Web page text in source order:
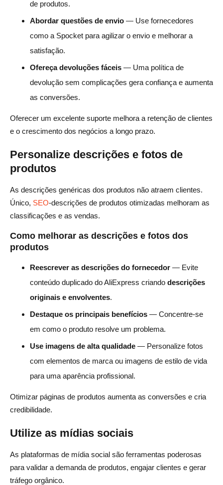
de produtos.
Abordar questões de envio — Use fornecedores
como a Spocket para agilizar o envio e melhorar a
satisfação.
Ofereça devoluções fáceis — Uma política de
devolução sem complicações gera confiança e aumenta
as conversões.
Oferecer um excelente suporte melhora a retenção de clientes
e o crescimento dos negócios a longo prazo.
Personalize descrições e fotos de
produtos
As descrições genéricas dos produtos não atraem clientes.
Único, SEO-descrições de produtos otimizadas melhoram as
classificações e as vendas.
Como melhorar as descrições e fotos dos
produtos
Reescrever as descrições do fornecedor — Evite
conteúdo duplicado do AliExpress criando descrições
originais e envolventes.
Destaque os principais benefícios — Concentre-se
em como o produto resolve um problema.
Use imagens de alta qualidade — Personalize fotos
com elementos de marca ou imagens de estilo de vida
para uma aparência profissional.
Otimizar páginas de produtos aumenta as conversões e cria
credibilidade.
Utilize as mídias sociais
As plataformas de mídia social são ferramentas poderosas
para validar a demanda de produtos, engajar clientes e gerar
tráfego orgânico.